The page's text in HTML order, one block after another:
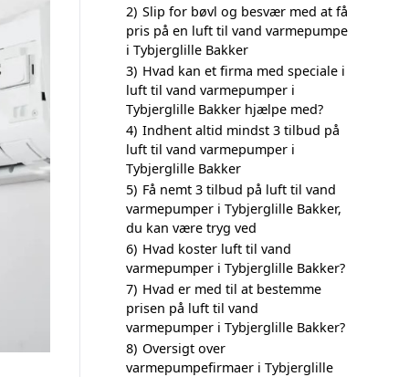
2) Slip for bøvl og besvær med at få
pris på en luft til vand varmepumpe
i Tybjerglille Bakker
3) Hvad kan et firma med speciale i
luft til vand varmepumper i
Tybjerglille Bakker hjælpe med?
4) Indhent altid mindst 3 tilbud på
luft til vand varmepumper i
Tybjerglille Bakker
5) Få nemt 3 tilbud på luft til vand
varmepumper i Tybjerglille Bakker,
du kan være tryg ved
6) Hvad koster luft til vand
varmepumper i Tybjerglille Bakker?
7) Hvad er med til at bestemme
prisen på luft til vand
varmepumper i Tybjerglille Bakker?
8) Oversigt over
varmepumpefirmaer i Tybjerglille